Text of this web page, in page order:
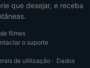
que desejar, e receba
filmes
o suporte
de utilização · Dados